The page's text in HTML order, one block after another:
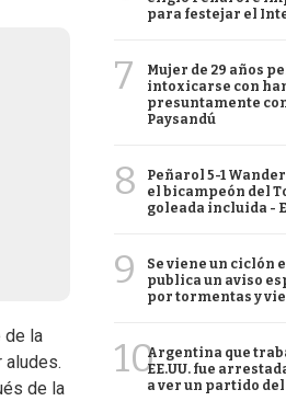
de la
aludes.
de la
para festejar el
7
Mujer de 29 años
intoxicarse con
presuntamente
Paysandú
8
Peñarol 5-1
el bicampeón del
goleada incluida -
9
Se viene un
publica un aviso
por tormentas y
10Argentina que
EE.UU. fue
a ver un partido